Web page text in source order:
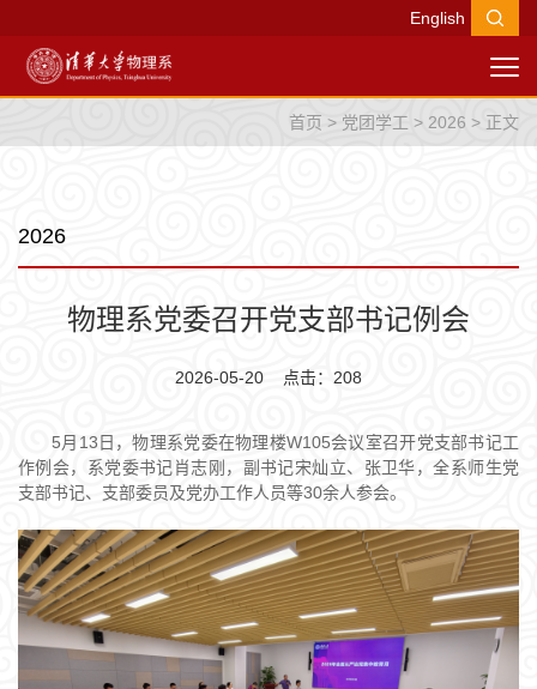
English
首页 > 党团学工 > 2026 > 正文
2026
物理系党委召开党支部书记例会
2026-05-20 点击： 208
5月13日，物理系党委在物理楼W105会议室召开党支部书记工
作例会，系党委书记肖志刚，副书记宋灿立、张卫华，全系师生党
支部书记、支部委员及党办工作人员等30余人参会。